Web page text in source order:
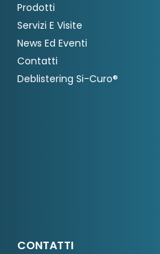
Prodotti
Servizi E Visite
News Ed Eventi
Contatti
Deblistering Si-Curo®
CONTATTI